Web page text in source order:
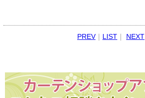
PREV｜ LIST｜ NEXT